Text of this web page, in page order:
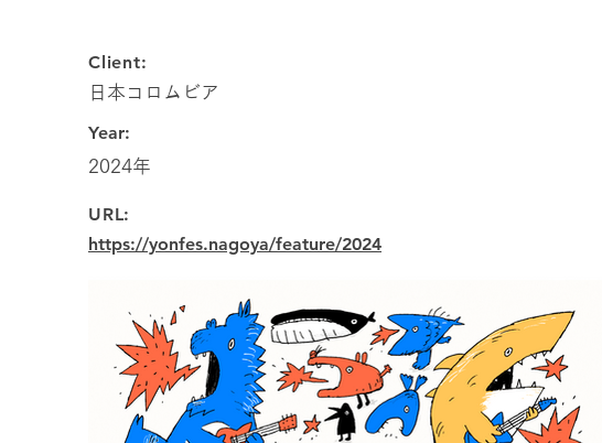
Client:
日本コロムビア
Year:
2024年
URL:
https://yonfes.nagoya/feature/2024